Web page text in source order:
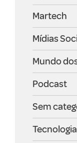
Martech
Mídias
Mundo
Podcast
Sem